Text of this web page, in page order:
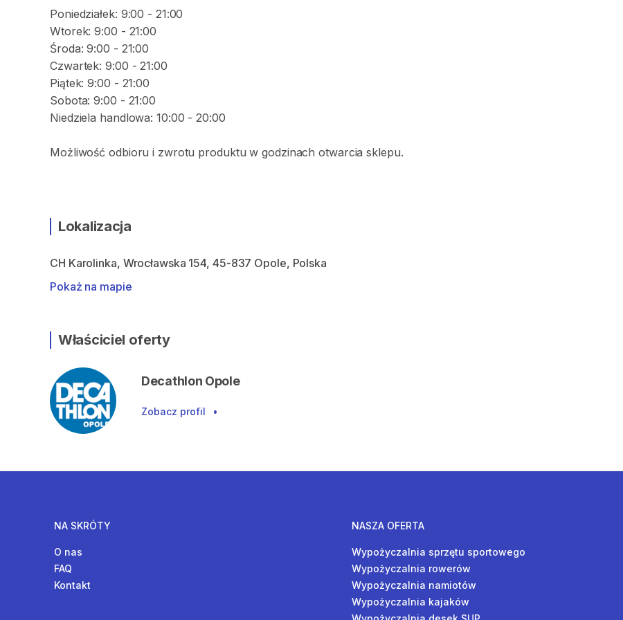
Poniedziałek: 9:00 - 21:00
Wtorek: 9:00 - 21:00
Środa: 9:00 - 21:00
Czwartek: 9:00 - 21:00
Piątek: 9:00 - 21:00
Sobota: 9:00 - 21:00
Niedziela handlowa: 10:00 - 20:00
Możliwość odbioru i zwrotu produktu w godzinach otwarcia sklepu.
Lokalizacja
CH Karolinka, Wrocławska 154, 45-837 Opole, Polska
Pokaż na mapie
Właściciel oferty
Decathlon Opole
Zobacz profil •
NA SKRÓTY
O nas
FAQ
Kontakt
NASZA OFERTA
Wypożyczalnia sprzętu sportowego
Wypożyczalnia rowerów
Wypożyczalnia namiotów
Wypożyczalnia kajaków